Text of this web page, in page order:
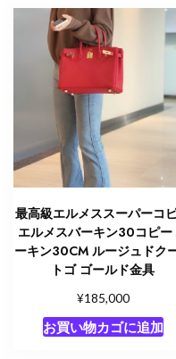
最高級エルメススーパーコ
エルメスバーキン30コピー
ーキン30CM ルージュドク
トゴ ゴールド金具
¥185,000
お買い物カゴに追加